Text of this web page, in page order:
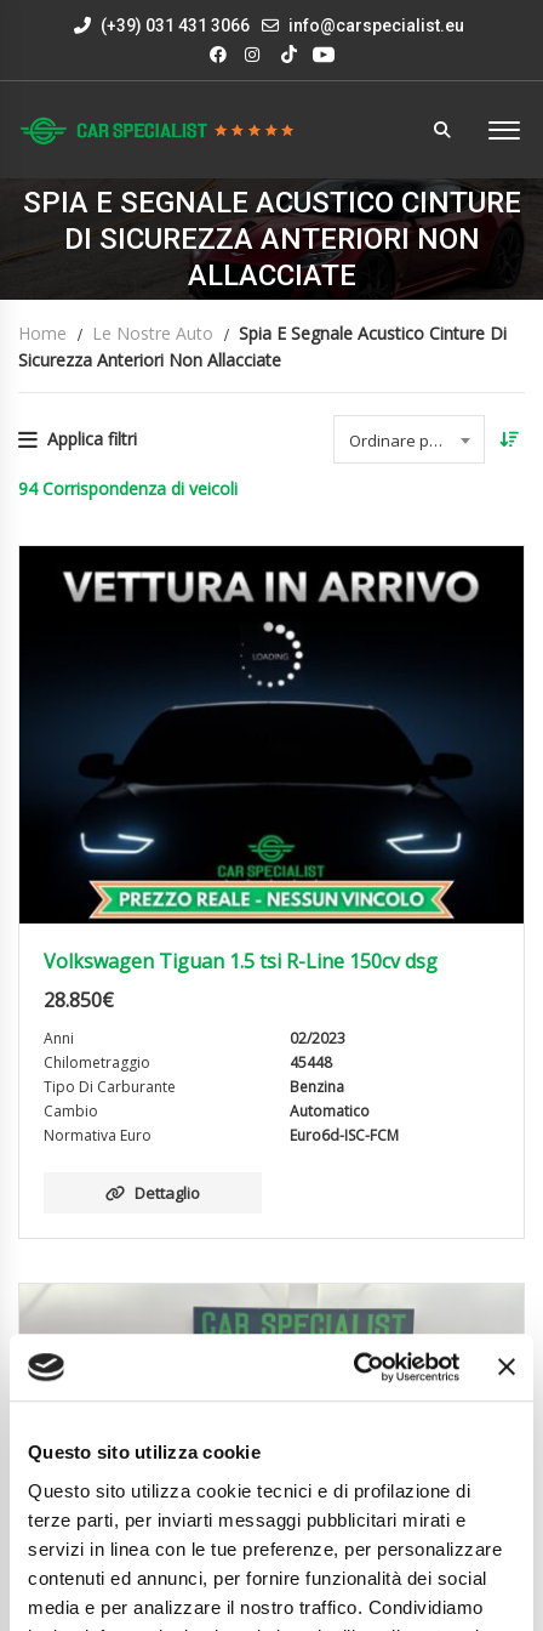
Questo sito utilizza cookie
Questo sito utilizza cookie tecnici e di profilazione di
terze parti, per inviarti messaggi pubblicitari mirati e
servizi in linea con le tue preferenze, per personalizzare
contenuti ed annunci, per fornire funzionalità dei social
media e per analizzare il nostro traffico. Condividiamo
(+39) 031 431 3066 info@carspecialist.eu
SPIA E SEGNALE ACUSTICO CINTURE
DI SICUREZZA ANTERIORI NON
ALLACCIATE
Home Le Nostre Auto
Spia E Segnale Acustico Cinture Di
Sicurezza Anteriori Non Allacciate
Applica filtri Ordinare per data
94 Corrispondenza di veicoli
Volkswagen Tiguan 1.5 tsi R-Line 150cv dsg
28.850€
Anni
02/2023
Chilometraggio
45448
Tipo Di Carburante
Benzina
Cambio
Automatico
Normativa Euro
Euro6d-ISC-FCM
Dettaglio